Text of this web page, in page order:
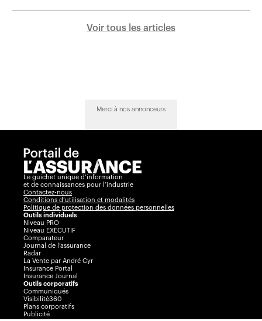
Voir tous les articles
Merci à nos annonceurs
Le guichet unique d’information
et de connaissances pour l’industrie
Contactez-nous
Conditions d’utilisation et modalités
Politique de protection des données personnelles
Outils individuels
Niveau PRO
Niveau EXÉCUTIF
Comparateur
Journal de l’assurance
Radar
La Vente par André Cyr
Insurance Portal
Insurance Journal
Outils corporatifs
Communiqués
Visibilité360
Plans corporatifs
Publicité